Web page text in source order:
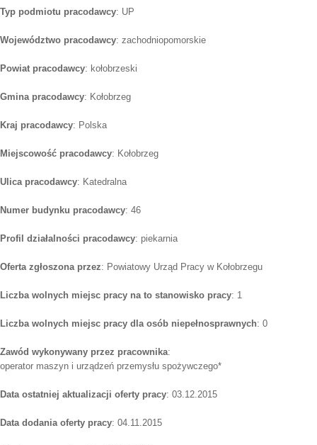
Typ podmiotu pracodawcy: UP
Województwo pracodawcy: zachodniopomorskie
Powiat pracodawcy: kołobrzeski
Gmina pracodawcy: Kołobrzeg
Kraj pracodawcy: Polska
Miejscowość pracodawcy: Kołobrzeg
Ulica pracodawcy: Katedralna
Numer budynku pracodawcy: 46
Profil działalności pracodawcy: piekarnia
Oferta zgłoszona przez: Powiatowy Urząd Pracy w Kołobrzegu
Liczba wolnych miejsc pracy na to stanowisko pracy: 1
Liczba wolnych miejsc pracy dla osób niepełnosprawnych: 0
Zawód wykonywany przez pracownika:
operator maszyn i urządzeń przemysłu spożywczego*
Data ostatniej aktualizacji oferty pracy: 03.12.2015
Data dodania oferty pracy: 04.11.2015